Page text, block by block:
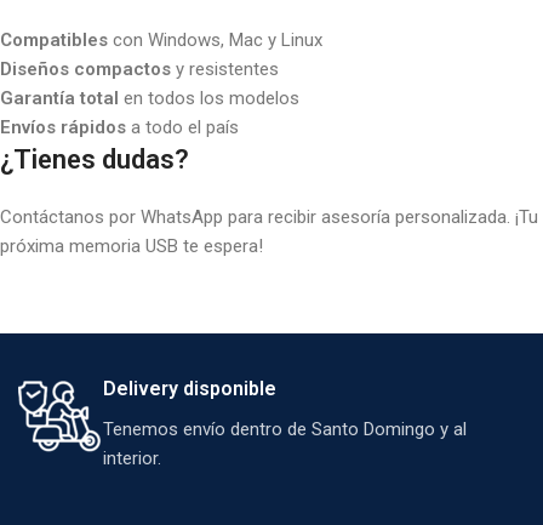
Compatibles con Windows, Mac y Linux
Diseños compactos y resistentes
Garantía total en todos los modelos
Envíos rápidos a todo el país
¿Tienes dudas?
Contáctanos por WhatsApp para recibir asesoría personalizada. ¡Tu
próxima memoria USB te espera!
Delivery disponible
Tenemos envío dentro de Santo Domingo y al
interior.